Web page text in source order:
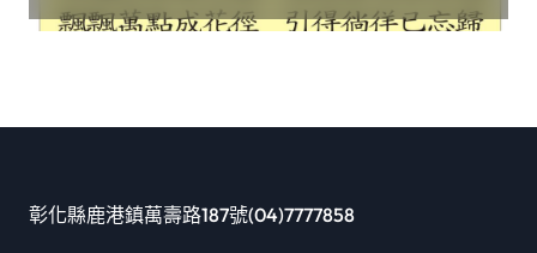
彰化縣鹿港鎮萬壽路187號(04)7777858